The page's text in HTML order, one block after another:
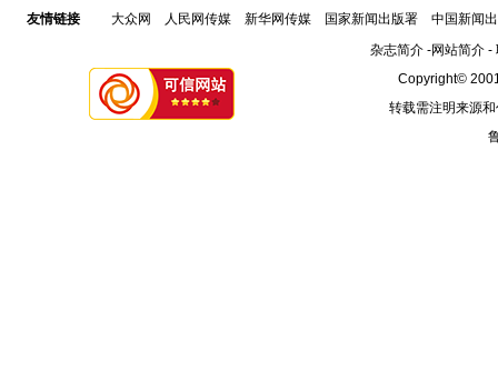
友情链接 大众网 人民网传媒 新华网传媒 国家新闻出版署
中国新闻
杂志简介-网站简介-
Copyright©
转载需注明来源